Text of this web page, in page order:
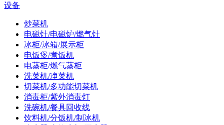
设备
炒菜机
电磁灶/电磁炉/燃气灶
冰柜/冰箱/展示柜
电饭煲/煮饭机
电蒸柜/燃气蒸柜
洗菜机/净菜机
切菜机/多功能切菜机
消毒柜/紫外消毒灯
洗碗机/餐具回收线
饮料机/分饭机/制冰机